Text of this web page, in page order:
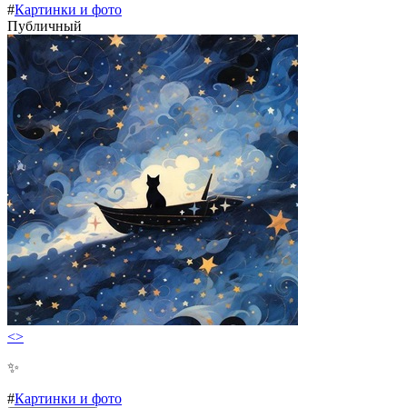
#Картинки и фото
Публичный
<>
✨
#Картинки и фото